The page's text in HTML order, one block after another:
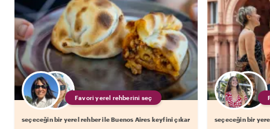
Favori yerel rehberini seç
seçeceğin bir yerel rehber ile Buenos Aires keyfini çıkar seçeceğin bir